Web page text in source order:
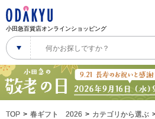
小田急百貨店オンラインショッピング
TOP 春ギフト 2026 カテゴリから選ぶ